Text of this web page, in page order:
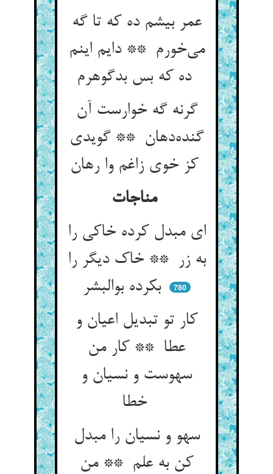
عمر بیشم ده که تا گه
می‌خورم ** دایم اینم
ده که بس بدگوهرم
گرنه گه خوارست آن
گنده‌دهان ** گویدی
مناجات
ای مبدل کرده خاکی را
به زر ** خاک دیگر را
بکرده بوالبشر
780
کار تو تبدیل اعیان و
عطا ** کار من
سهوست و نسیان و
خطا
سهو و نسیان را مبدل
کن به علم ** من